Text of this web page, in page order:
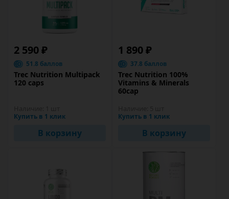
2 590 ₽
51.8 баллов
Trec Nutrition Multipack
120 caps
Купить в 1 клик
В корзину
1 890 ₽
37.8 баллов
Trec Nutrition 100%
Vitamins & Minerals
60cap
Купить в 1 клик
В корзину